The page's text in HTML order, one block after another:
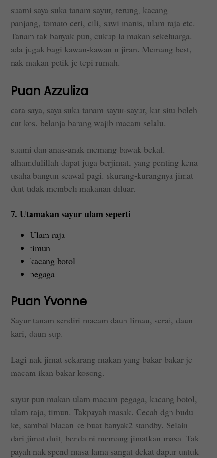
suami saya suka tanam sayur, terung, kacang
panjang, tomato ceri, cili, sawi manis, ulam raja etc.
Tanam tak banyak pun, cukup la makan sekeluarga.
ada jugak bagi kawan-kawan n jiran. Memang best,
nak makan petik je tepi rumah.
Puan Azzuliza
cara saya, saya suka tanam sayur-sayur, kat situ boleh
cut kos. belanja barang wajib macam selalu.
suami dan anak-anak memang bawak bekal.
alhamdulillah dapat juga berjimat, yang penting kena
usaha bangun seawal pagi. skurang-kurangnya jimat
duit tidak membeli makanan diluar.
7. Utamakan sayur ulam seperti
Ulam raja
timun
kacang botol
pegaga
Puan Yvonne
Sayur tanam sendiri macam daun limau, serai, daun
kari, daun sup.
Lagi nak jimat sekarang makan yang bakar bakar je
macam ikan bakar kosong.
sayur pun makan ulam macam pegaga, kacang botol,
ulam raja, timun. Takpayah masak. Cecah dgn budu
ke, sambal blacan ke buat banyak2 standby. Selain
dari jimat duit, benda ni memang jimatkan masa. Tak
payah nak spend masa lama sangat dekat dapur untuk